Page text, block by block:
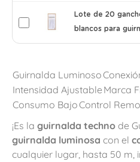
Lote de 20
blancos para
Guirnalda Luminoso
Intensidad Ajustable Marca
Consumo BajoControl
¡Es la guirnalda techno de
guirnalda luminosa con el
cualquier lugar, hasta 50 m,